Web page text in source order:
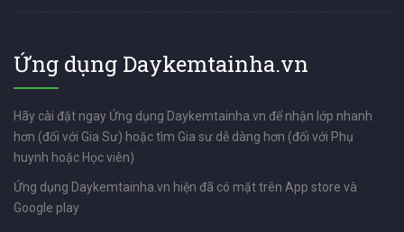
Ứng dụng Daykemtainha.vn
Hãy cài đặt ngay Ứng dụng Daykemtainha.vn để nhận lớp nhanh
hơn (đối với Gia Sư) hoặc tìm Gia sư dễ dàng hơn (đối với Phụ
huynh hoặc Học viên)
Ứng dụng Daykemtainha.vn hiện đã có mặt trên App store và
Google play